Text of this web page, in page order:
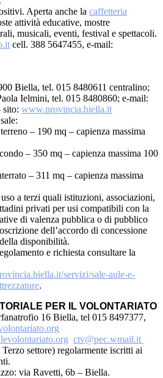
Aperta anche la caffetteria
attività educative, mostre
musicali, eventi, festival e spettacoli.
cell. 388 5647455, e-mail:
Biella, tel. 015 8480611 centralino;
Ielmini, tel. 015 8480860; e-mail:
sito: www.provincia.biella.it
– 190 mq – capienza massima
– 350 mq – capienza massima 100
– 311 mq – capienza massima
uso a terzi quali istituzioni, associazioni,
privati per usi compatibili con la
di valenza pubblica o di pubblico
dell’accordo di concessione
disponibilità.
e richiesta consultare la
servizi/sale-aule-e-
.
PER IL VOLONTARIATO
16 Biella, tel 015 8497377,
ctv@pec.wmail.it
settore) regolarmente iscritti ai
via Ravetti, 6b – Biella.